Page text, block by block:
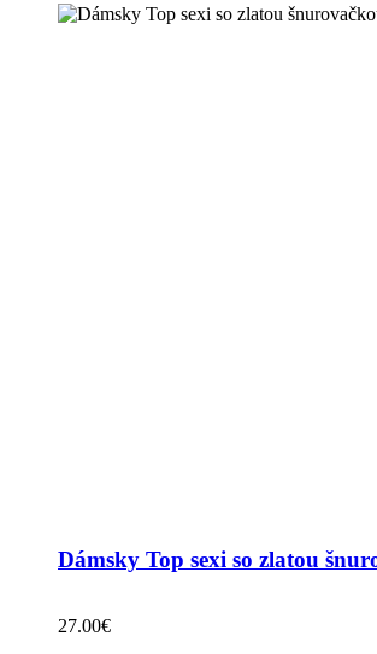
Dámsky Top sexi so zlatou
27.00€